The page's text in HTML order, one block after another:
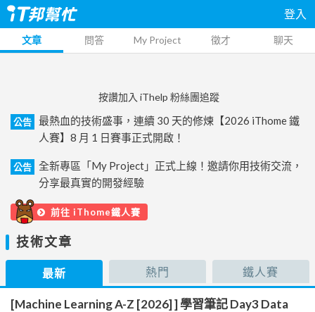
登入
文章 問答 My Project 徵才 聊天
按讚加入 iThelp 粉絲團追蹤
公告
最熱血的技術盛事，連續 30 天的修煉【2026 iThome 鐵
人賽】8 月 1 日賽事正式開啟！
公告
全新專區「My Project」正式上線！邀請你用技術交流，
分享最真實的開發經驗
前往 iThome鐵人賽
技術文章
最新 熱門 鐵人賽
[Machine Learning A-Z [2026] ] 學習筆記 Day3 Data